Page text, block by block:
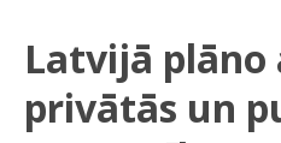
Latvijā plāno
privātās un